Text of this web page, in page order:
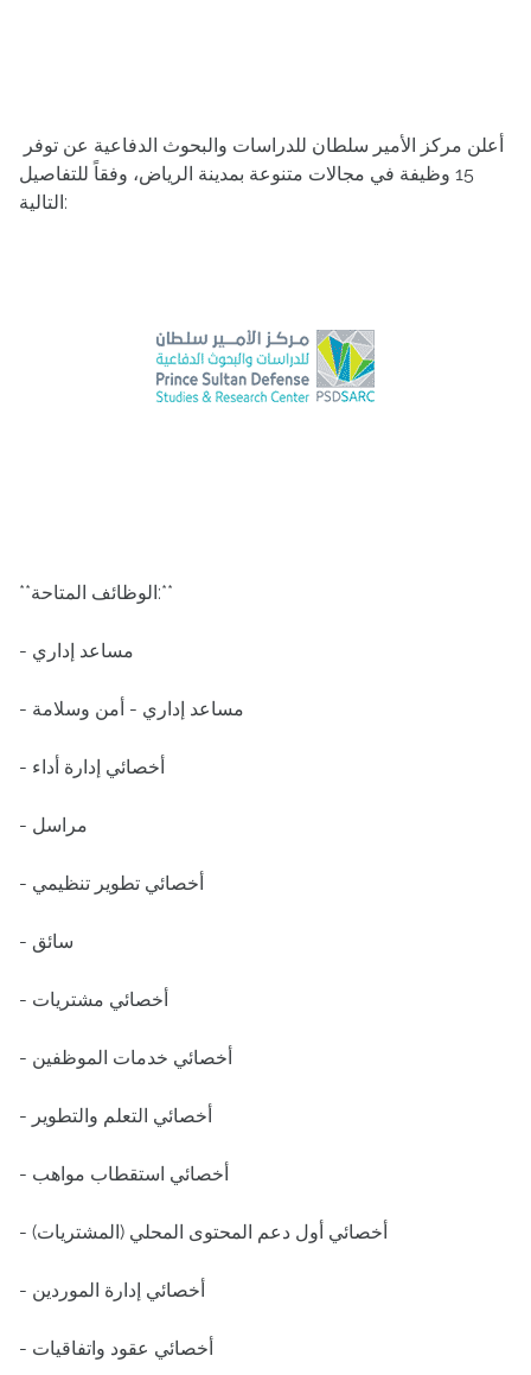
15 وظيفة في مجالات متنوعة بمدينة الرياض، وفقاً للتفاصيل
التالية:
**الوظائف المتاحة:**
- مساعد إداري
- مساعد إداري - أمن وسلامة
- أخصائي إدارة أداء
- مراسل
- أخصائي تطوير تنظيمي
- سائق
- أخصائي مشتريات
- أخصائي خدمات الموظفين
- أخصائي التعلم والتطوير
- أخصائي استقطاب مواهب
- أخصائي أول دعم المحتوى المحلي (المشتريات)
- أخصائي إدارة الموردين
- أخصائي عقود واتفاقيات